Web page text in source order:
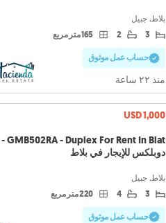
بلاط, جبيل
3
2 165 متر مربع
حساب عمل موثوق
منذ ٢٢ ساعة
USD 1,000
GMB502RA - Duplex For Rent In Blat -
دوبلكس للإيجار في بلاط
بلاط, جبيل
3
4 220 متر مربع
حساب عمل موثوق